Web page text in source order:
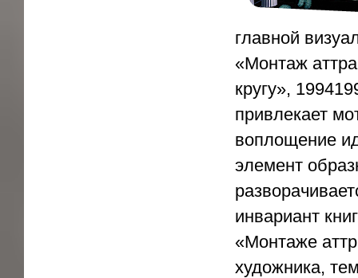
главной
«Монтаж
кругу»,
привлекает
воплощение
элемент
инвариант
«Монтаже
художника,